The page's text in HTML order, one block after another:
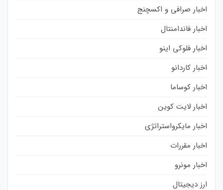
اخبار صرافی و اکسچنج
اخبار فاندامنتال
اخبار فلوکی اینو
اخبار کاردانو
اخبار کوساما
اخبار لایت کوین
اخبار مایکرواستراتژی
اخبار مقررات
اخبار مونرو
ارز دیجیتال